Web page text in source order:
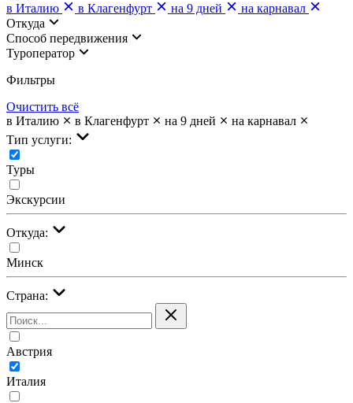
в Италию
в Клагенфурт на 9 дней
на карнавал
Откуда
Cпособ передвижения
Туроператор
Фильтры
Очистить всё
в Италию
в Клагенфурт на 9 дней
на карнавал
Тип услуги:
Туры
Экскурсии
Откуда:
Минск
Страна:
Австрия
Италия